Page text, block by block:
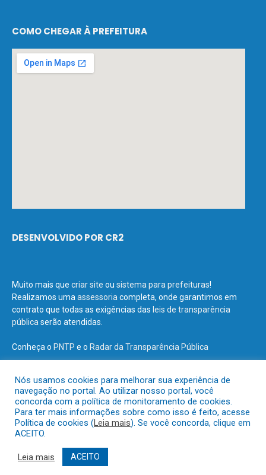
COMO CHEGAR À PREFEITURA
DESENVOLVIDO POR CR2
Muito mais que criar site ou sistema para prefeituras!
Realizamos umaassessoriacompleta, onde garantimos em
contrato que todas as exigências das leis de transparência
públicaserão atendidas.
Conheça o PNTP e o Radar da Transparência Pública
Todos os direitos reservados a Prefeitura Municipal de Terra Santa.
Mapa do Site
Acessar o Webmail
Nós usamos cookies para melhorar sua experiência de
navegação no portal. Ao utilizar nosso portal, você
concorda com a política de monitoramento de cookies.
Para ter mais informações sobre como isso é feito, acesse
Política de cookies (Leia mais). Se você concorda, clique em
ACEITO.
Leia mais ACEITO